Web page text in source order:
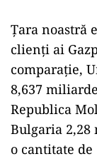
Țara noastră
clienţi ai
comparație,
8,637
Republica
Bulgaria
o cantitate